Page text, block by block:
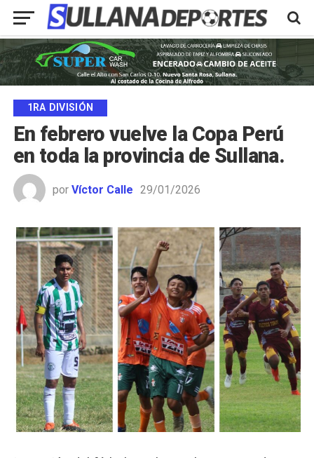
1RA DIVISIÓN
En febrero vuelve la Copa Perú
en toda la provincia de Sullana.
por Víctor Calle 29/01/2026